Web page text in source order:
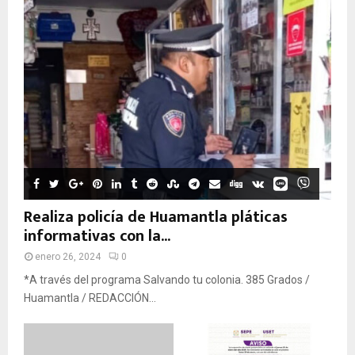
Realiza policía de Huamantla pláticas
informativas con la...
enero 26, 2024 0
*A través del programa Salvando tu colonia. 385 Grados /
Huamantla / REDACCIÓN...